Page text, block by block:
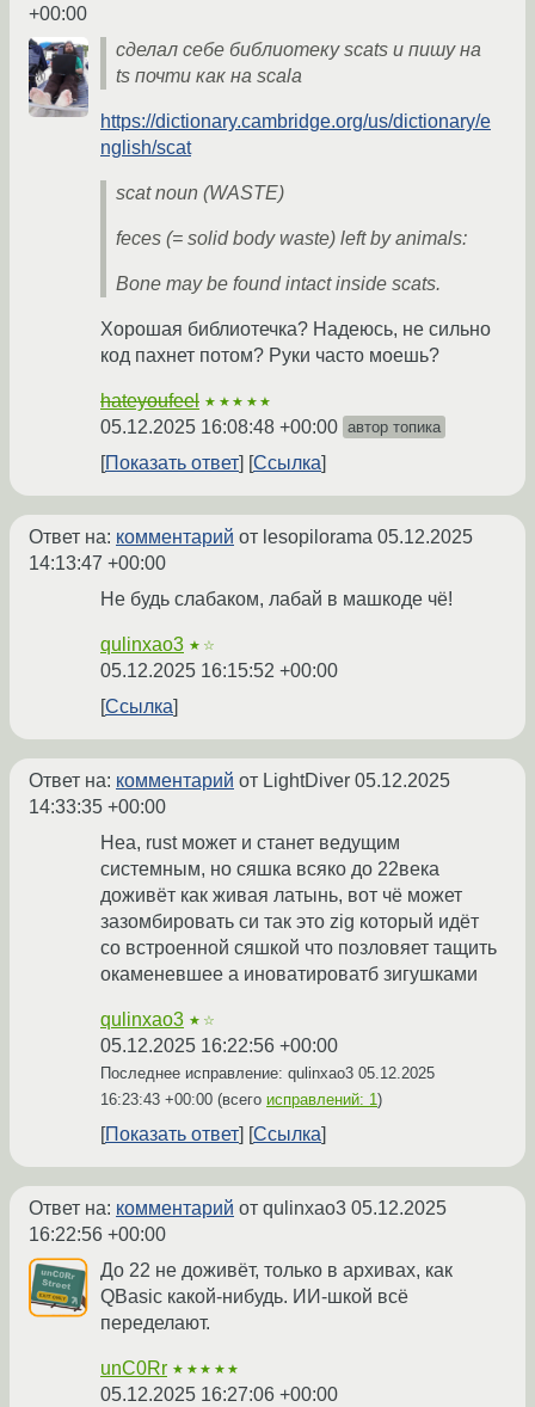
+00:00
сделал себе библиотеку scats и пишу на
ts почти как на scala
https://dictionary.cambridge.org/us/dictionary/e
nglish/scat
scat noun (WASTE)
feces (= solid body waste) left by animals:
Bone may be found intact inside scats.
Хорошая библиотечка? Надеюсь, не сильно
код пахнет потом? Руки часто моешь?
hateyoufeel ★★★★★
05.12.2025 16:08:48 +00:00 автор топика
Показать ответ Ссылка
Ответ на: комментарий от lesopilorama 05.12.2025
14:13:47 +00:00
Не будь слабаком, лабай в машкоде чё!
qulinxao3 ★☆
05.12.2025 16:15:52 +00:00
Ссылка
Ответ на: комментарий от LightDiver 05.12.2025
14:33:35 +00:00
Неа, rust может и станет ведущим
системным, но сяшка всяко до 22века
доживёт как живая латынь, вот чё может
зазомбировать си так это zig который идёт
со встроенной сяшкой что позловяет тащить
окаменевшее а иноватироватб зигушками
qulinxao3 ★☆
05.12.2025 16:22:56 +00:00
Последнее исправление: qulinxao3 05.12.2025
16:23:43 +00:00 (всего исправлений: 1)
Показать ответ Ссылка
Ответ на: комментарий от qulinxao3 05.12.2025
16:22:56 +00:00
До 22 не доживёт, только в архивах, как
QBasic какой-нибудь. ИИ-шкой всё
переделают.
unC0Rr ★★★★★
05.12.2025 16:27:06 +00:00